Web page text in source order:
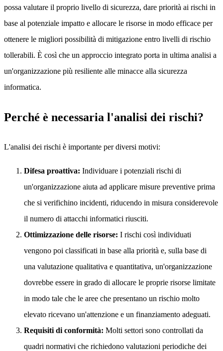
possa valutare il proprio livello di sicurezza, dare priorità ai rischi in
base al potenziale impatto e allocare le risorse in modo efficace per
ottenere le migliori possibilità di mitigazione entro livelli di rischio
tollerabili. È così che un approccio integrato porta in ultima analisi a
un'organizzazione più resiliente alle minacce alla sicurezza
informatica.
Perché è necessaria l'analisi dei rischi?
L'analisi dei rischi è importante per diversi motivi:
Difesa proattiva: Individuare i potenziali rischi di
un'organizzazione aiuta ad applicare misure preventive prima
che si verifichino incidenti, riducendo in misura considerevole
il numero di attacchi informatici riusciti.
Ottimizzazione delle risorse: I rischi così individuati
vengono poi classificati in base alla priorità e, sulla base di
una valutazione qualitativa e quantitativa, un'organizzazione
dovrebbe essere in grado di allocare le proprie risorse limitate
in modo tale che le aree che presentano un rischio molto
elevato ricevano un'attenzione e un finanziamento adeguati.
Requisiti di conformità: Molti settori sono controllati da
quadri normativi che richiedono valutazioni periodiche dei